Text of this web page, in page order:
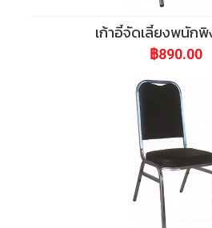
เก้าอี้จัดเลี้ยงพนัก
฿890.00